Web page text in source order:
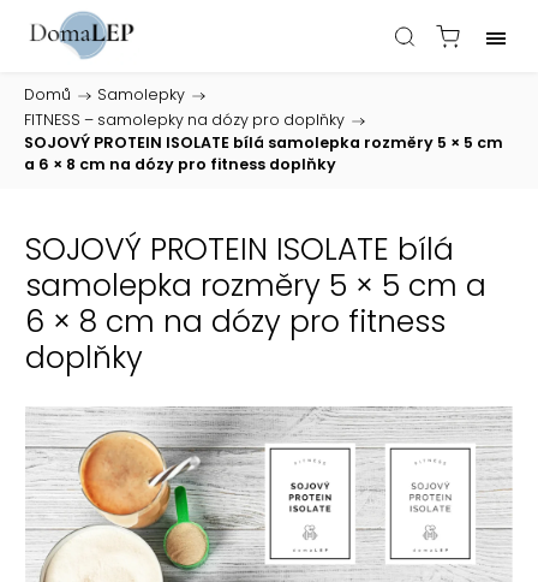
Domů / Samolepky /
FITNESS – samolepky na dózy pro doplňky /
SOJOVÝ PROTEIN ISOLATE bílá samolepka rozměry 5 × 5 cm
a 6 × 8 cm na dózy pro fitness doplňky
SOJOVÝ PROTEIN ISOLATE bílá
samolepka rozměry 5 × 5 cm a
6 × 8 cm na dózy pro fitness
doplňky